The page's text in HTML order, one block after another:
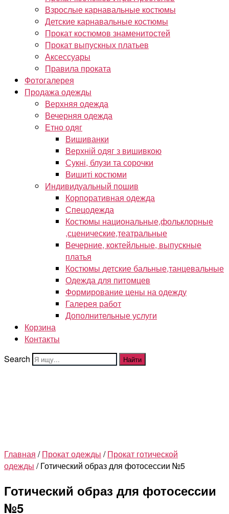
Взрослые карнавальные костюмы
Детские карнавальные костюмы
Прокат костюмов знаменитостей
Прокат выпускных платьев
Аксессуары
Правила проката
Фотогалерея
Продажа одежды
Верхняя одежда
Вечерняя одежда
Етно одяг
Вишиванки
Верхній одяг з вишивкою
Сукні, блузи та сорочки
Вишиті костюми
Индивидуальный пошив
Корпоративная одежда
Спецодежда
Костюмы национальные,фольклорные
,сценические,театральные
Вечерние, коктейльные, выпускные
платья
Костюмы детские бальные,танцевальные
Одежда для питомцев
Формирование цены на одежду
Галерея работ
Дополнительные услуги
Корзина
Контакты
Search
Найти
Главная /Прокат одежды /Прокат готической
одежды / Готический образ для фотосессии №5
Готический образ для фотосессии
№5